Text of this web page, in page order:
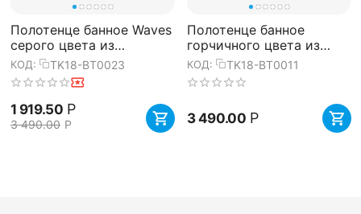
Полотенце банное Waves
серого цвета из
коллекции Essential,
70х140 см, Tkano
КОД: TK18-BT0023
1 919.50 Р
3 490.00 Р
Полотенце банное
горчичного цвета из
коллекции Essential,
70х140 см, Tkano
КОД: TK18-BT0011
3 490.00 Р